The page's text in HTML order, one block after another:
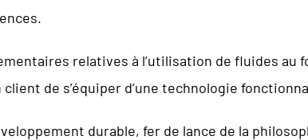
relatives à l’utilisation de fluides au
de s’équiper d’une technologie
durable, fer de lance de la